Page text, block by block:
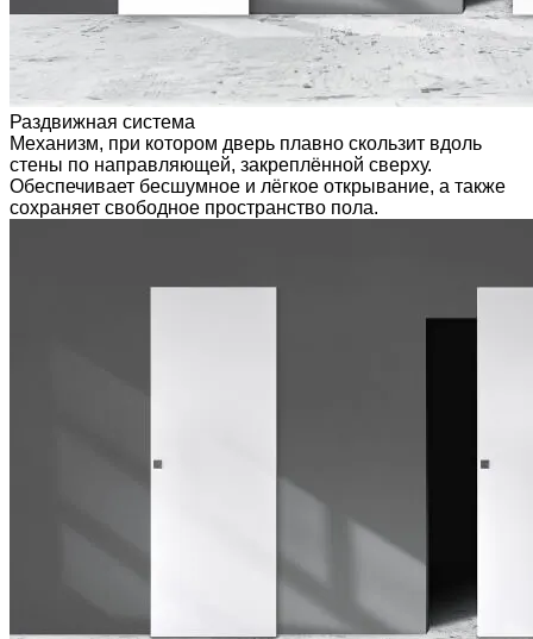
Раздвижная система
Механизм, при котором дверь плавно скользит вдоль
стены по направляющей, закреплённой сверху.
Обеспечивает бесшумное и лёгкое открывание, а также
сохраняет свободное пространство пола.